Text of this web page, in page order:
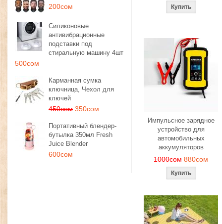
200сом
Силиконовые
антивибрационные
подставки под
стиральную машину 4шт
500сом
Карманная сумка
ключница, Чехол для
ключей
450сом 350сом
Портативный блендер-
бутылка 350мл Fresh
Juice Blender
600сом
Импульсное зарядное
устройство для
автомобильных
аккумуляторов
1000сом 880сом